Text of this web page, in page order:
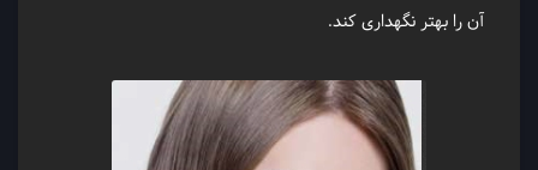
آن را بهتر نگهداری کند.